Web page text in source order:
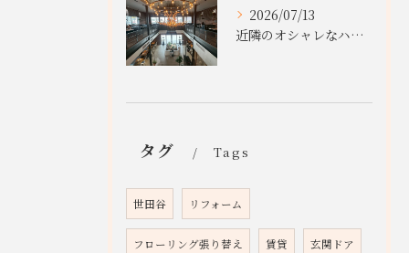
2026/07/13
近隣のオシャレなハンバーガー店
タグ Tags
世田谷 リフォーム
フローリング張り替え 賃貸 玄関ドア